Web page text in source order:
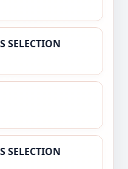
SELECTION
SELECTION